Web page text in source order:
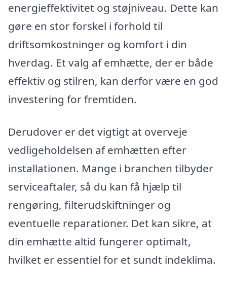
energieffektivitet og støjniveau. Dette kan
gøre en stor forskel i forhold til
driftsomkostninger og komfort i din
hverdag. Et valg af emhætte, der er både
effektiv og stilren, kan derfor være en god
investering for fremtiden.
Derudover er det vigtigt at overveje
vedligeholdelsen af emhætten efter
installationen. Mange i branchen tilbyder
serviceaftaler, så du kan få hjælp til
rengøring, filterudskiftninger og
eventuelle reparationer. Det kan sikre, at
din emhætte altid fungerer optimalt,
hvilket er essentiel for et sundt indeklima.